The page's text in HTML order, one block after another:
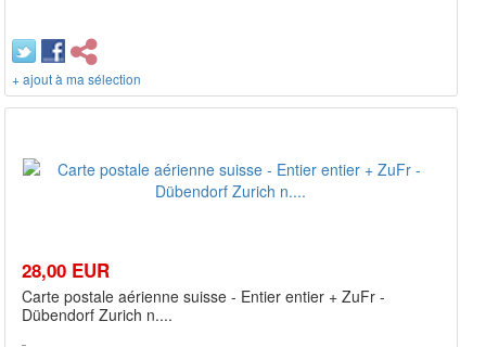
+ ajout à ma sélection
28,00 EUR
Carte postale aérienne suisse - Entier entier + ZuFr -
Dübendorf Zurich n....